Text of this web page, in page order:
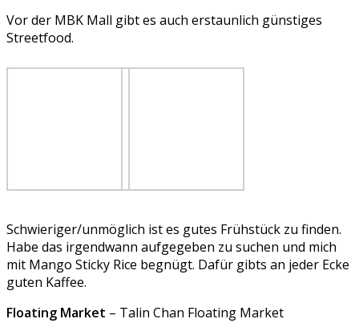
Vor der MBK Mall gibt es auch erstaunlich günstiges
Streetfood.
Schwieriger/unmöglich ist es gutes Frühstück zu finden.
Habe das irgendwann aufgegeben zu suchen und mich
mit Mango Sticky Rice begnügt. Dafür gibts an jeder Ecke
guten Kaffee.
Floating Market – Talin Chan Floating Market